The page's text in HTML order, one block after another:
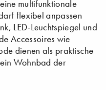
multifunktionale
flexibel anpassen
LED-Leuchtspiegel und
Accessoires wie
dienen als praktische
Wohnbad der